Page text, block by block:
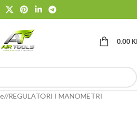
0.00
/ REGULATORI I MANOMETRI